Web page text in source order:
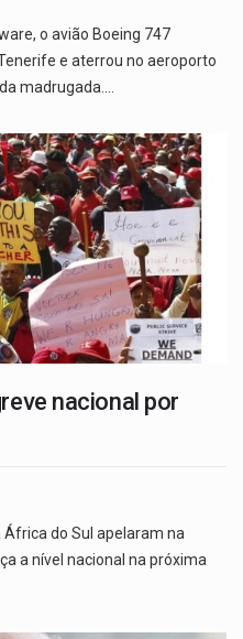
o avião Boeing 747
e aterrou no aeroporto
madrugada.…
nacional por
do Sul apelaram na
a nível nacional na próxima